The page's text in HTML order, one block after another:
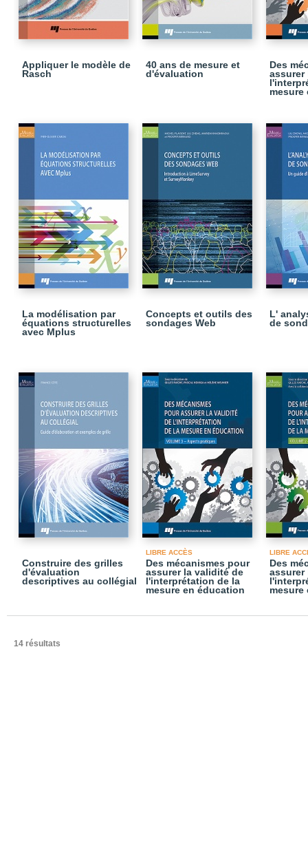
Appliquer le modèle de
Rasch
40 ans de mesure et
d'évaluation
Des
assurer
mesure
La modélisation par
équations structurelles
avec Mplus
Concepts et outils des
sondages Web
L'
de
Construire des grilles
d'évaluation
descriptives au collégial
LIBRE ACCÈS
Des mécanismes pour
assurer la validité de
l'interprétation de la
mesure en éducation
LIBRE
Des
assurer
mesure
14 résultats